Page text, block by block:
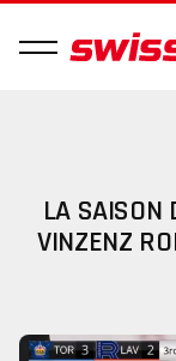
LA SAISON
VINZENZ